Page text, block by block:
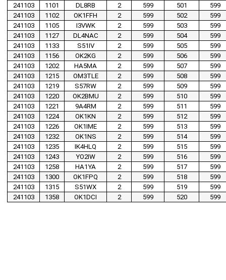
241103
1101 DL8RB 2 599 501
599
241103
1102 OK1FFH 2 599 502
599
241103
1105 I3VWK 2 599 503
599
241103
1127 DL4NAC 2 599 504
599
241103
1133 S51IV 2 599 505
599
241103
1156 OK2KG 2 599 506
599
241103
1202 HA5MA 2 599 507
599
241103
1215 OM3TLE 2 599 508
599
241103
1219 S57RW 2 599 509
599
241103
1220 OK2BMU 2 599 510
599
241103
1221 9A4RM 2 599 511
599
241103
1224 OK1KN 2 599 512
599
241103
1226 OK1IME 2 599 513
599
241103
1232 OK1NS 2 599 514
599
241103
1235 IK4HLQ 2 599 515
599
241103
1243 YO2IW 2 599 516
599
241103
1258 HA1YA 2 599 517
599
241103
1300 OK1FPQ 2 599 518
599
241103
1315 S51WX 2 599 519
599
241103
1358 OK1DCI 2 599 520 599